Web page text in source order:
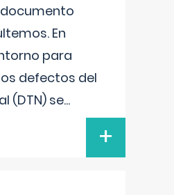
En
para
defectos del
(DTN) se...
+